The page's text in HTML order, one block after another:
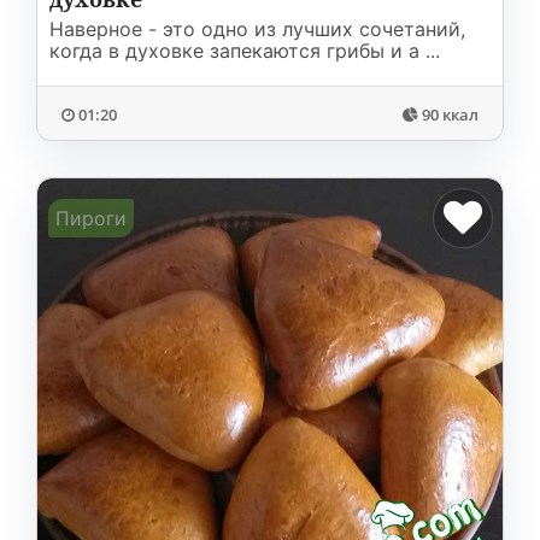
Наверное - это одно из лучших сочетаний,
когда в духовке запекаются грибы и а ...
01:20 90 ккал
Пироги